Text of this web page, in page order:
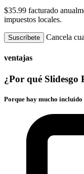
$35.99 facturado
impuestos locales.
Suscríbete Cancela
ventajas
¿Por qué Slidesgo
Porque hay mucho